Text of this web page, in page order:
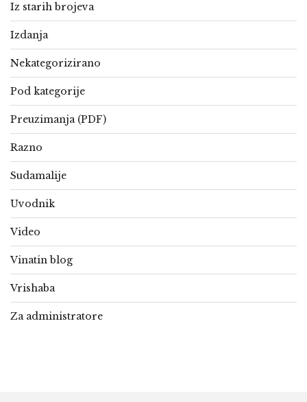
Iz starih brojeva
Izdanja
Nekategorizirano
Pod kategorije
Preuzimanja (PDF)
Razno
Sudamalije
Uvodnik
Video
Vinatin blog
Vrishaba
Za administratore